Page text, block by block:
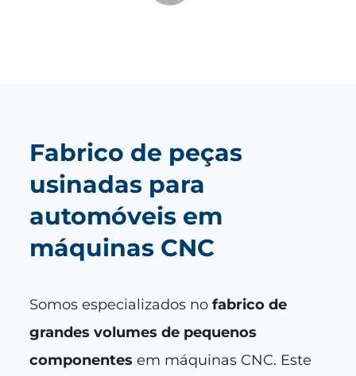
Fabrico de peças
usinadas para
automóveis em
máquinas CNC
Somos especializados no fabrico de
grandes volumes de pequenos
componentes em máquinas CNC. Este